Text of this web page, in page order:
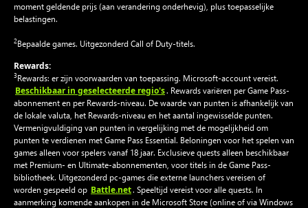
moment geldende prijs (aan verandering onderhevig), plus toepasselijke
belastingen.
2Bepaalde games. Uitgezonderd Call of Duty-titels.
Rewards:
3Rewards: er zijn voorwaarden van toepassing. Microsoft-account vereist.
Beschikbaar in geselecteerde regio's. Rewards variëren per Game Pass-
abonnement en per Rewards-niveau. De waarde van punten is afhankelijk van
de lokale valuta, het Rewards-niveau en het aantal ingewisselde punten.
Vermenigvuldiging van punten in vergelijking met de mogelijkheid om
punten te verdienen met Game Pass Essential. Beloningen voor het spelen van
games alleen voor spelers vanaf 18 jaar. Exclusieve quests alleen beschikbaar
met Premium- en Ultimate-abonnementen, voor titels in de Game Pass-
bibliotheek. Uitgezonderd pc-games die externe launchers vereisen of
worden gespeeld op Battle.net. Speeltijd vereist voor alle quests. In
aanmerking komende aankopen in de Microsoft Store (online of via Windows